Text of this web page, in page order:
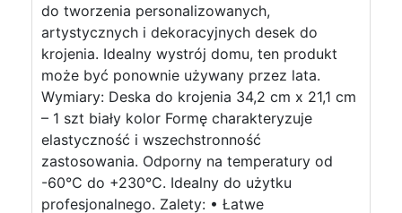
do tworzenia personalizowanych,
artystycznych i dekoracyjnych desek do
krojenia. Idealny wystrój domu, ten produkt
może być ponownie używany przez lata.
Wymiary: Deska do krojenia 34,2 cm x 21,1 cm
– 1 szt biały kolor Formę charakteryzuje
elastyczność i wszechstronność
zastosowania. Odporny na temperatury od
-60°C do +230°C. Idealny do użytku
profesjonalnego. Zalety: • Łatwe